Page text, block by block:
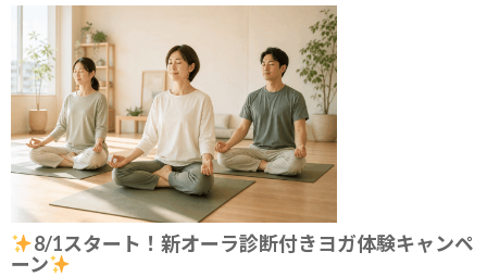
集中力アップ
2017年8月1日
次の記事
8/1スタート！新オーラ診断付きヨガ体験キャンペ
ーン